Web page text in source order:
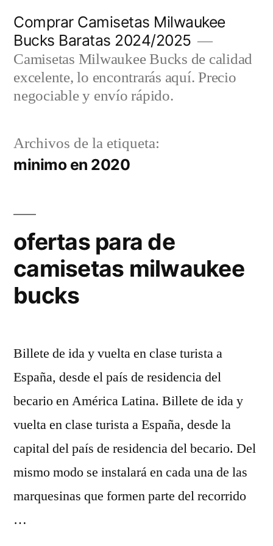
contenido
Comprar Camisetas Milwaukee
Bucks Baratas 2024/2025
Camisetas Milwaukee Bucks de calidad
excelente, lo encontrarás aquí. Precio
negociable y envío rápido.
Archivos de la etiqueta:
minimo en 2020
ofertas para de
camisetas milwaukee
bucks
Billete de ida y vuelta en clase turista a
España, desde el país de residencia del
becario en América Latina. Billete de ida y
vuelta en clase turista a España, desde la
capital del país de residencia del becario. Del
mismo modo se instalará en cada una de las
marquesinas que formen parte del recorrido
…